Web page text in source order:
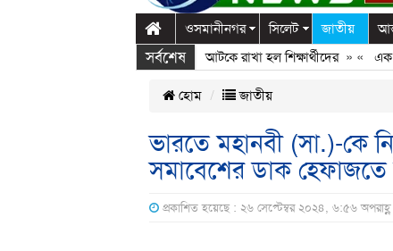
ওসমানীনগর সিলেট জাতীয়
সর্বশেষ
স্কুলে দুপ্রক’র অনুষ্ঠান: ছুটির পরও আটকে রাখা হল শিক্ষার্থীদের» « এক
হোম জাতীয়
ভারতে মহানবী (সা.)-কে
সমাবেশের ডাক
প্রকাশিত হয়েছে : ২৬ সেপ্টেম্বর ২০২৪, ৬:৫৬ অপরাহ্ণ